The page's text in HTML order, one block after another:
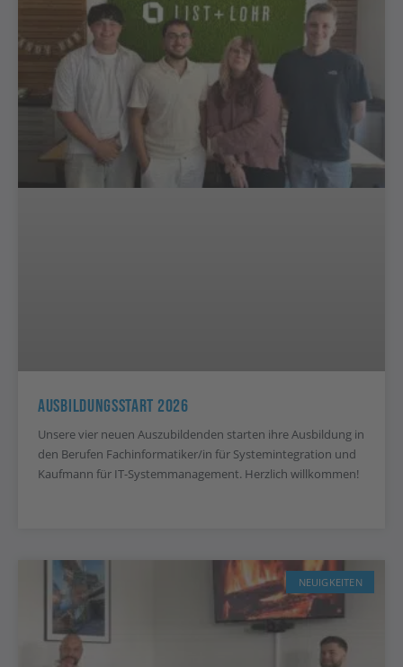
Ausbildungsstart 2026
Unsere vier neuen Auszubildenden starten ihre Ausbildung in
den Berufen Fachinformatiker/in für Systemintegration und
Kaufmann für IT-Systemmanagement. Herzlich willkommen!
NEUIGKEITEN